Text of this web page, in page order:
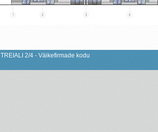
TREIALI 2/4 - Väikefirmade kodu